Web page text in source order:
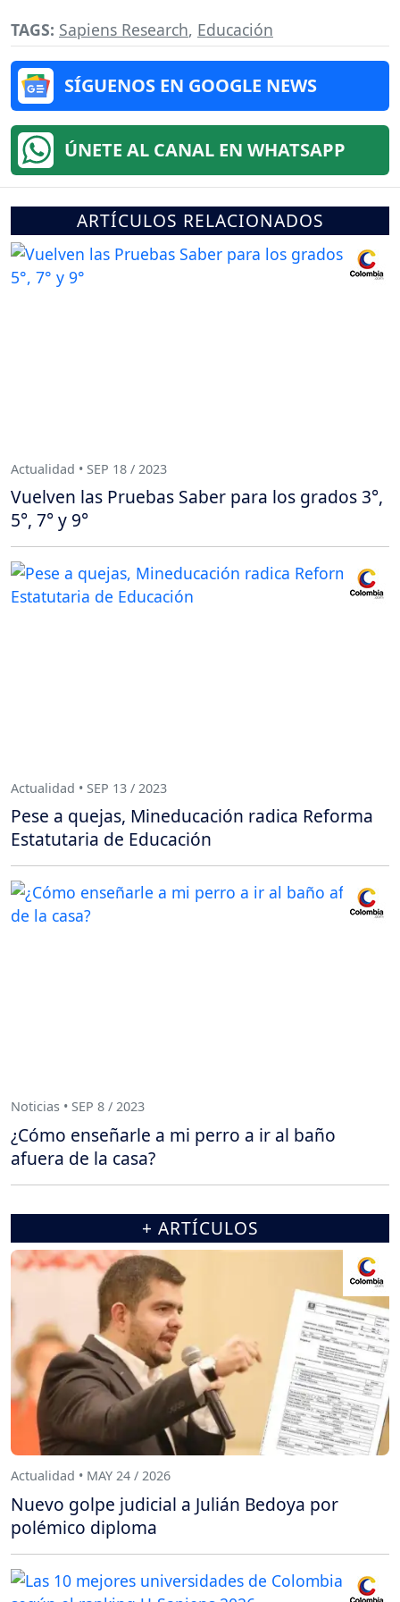
TAGS: Sapiens Research, Educación
SÍGUENOS EN GOOGLE NEWS
ÚNETE AL CANAL EN WHATSAPP
ARTÍCULOS RELACIONADOS
Actualidad • SEP 18 / 2023
Vuelven las Pruebas Saber para los grados 3°,
5°, 7° y 9°
Actualidad • SEP 13 / 2023
Pese a quejas, Mineducación radica Reforma
Estatutaria de Educación
Noticias • SEP 8 / 2023
¿Cómo enseñarle a mi perro a ir al baño
afuera de la casa?
+ ARTÍCULOS
Actualidad • MAY 24 / 2026
Nuevo golpe judicial a Julián Bedoya por
polémico diploma